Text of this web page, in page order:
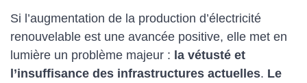
Si l’augmentation de la production d’électricité
renouvelable est une avancée positive, elle met en
lumière un problème majeur : la vétusté et
l’insuffisance des infrastructures actuelles. Le